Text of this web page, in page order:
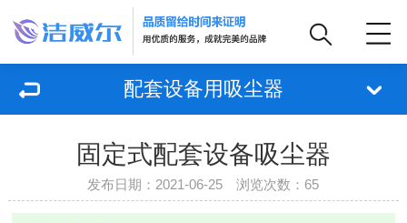
配套设备用吸尘器
固定式配套设备吸尘器
发布日期：2021-06-25 浏览次数： 65